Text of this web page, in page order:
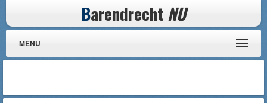
Barendrecht NU
MENU